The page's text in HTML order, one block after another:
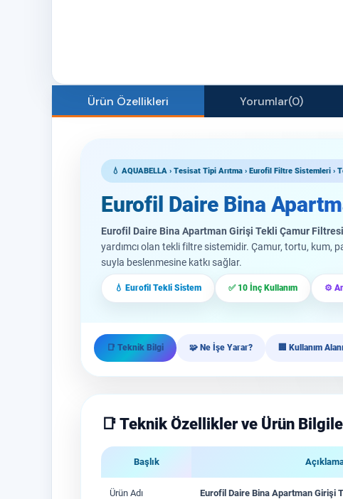
Ürün Özellikleri Yorumlar(0)
💧 AQUABELLA › Tesisat Tipi Arıtma › Eurofil Filtre Sistemleri ›
Eurofil Daire Bina
Eurofil Daire Bina Apartman Girişi Tekli Çamur
yardımcı olan tekli filtre sistemidir. Çamur, tortu, kum,
suyla beslenmesine katkı sağlar.
💧 Eurofil Tekli Sistem ✅ 10 İnç Kullanım ⚙️
📑 Teknik Bilgi 🧩 Ne İşe Yarar? 🏢 Kullanım Alanı
📑 Teknik Özellikler ve Ürün
Başlık
Ürün Adı Eurofil Daire Bina Apartman Girişi